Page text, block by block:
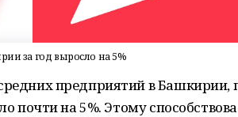
за год выросло на 5%
предприятий в Башкирии,
почти на 5%. Этому